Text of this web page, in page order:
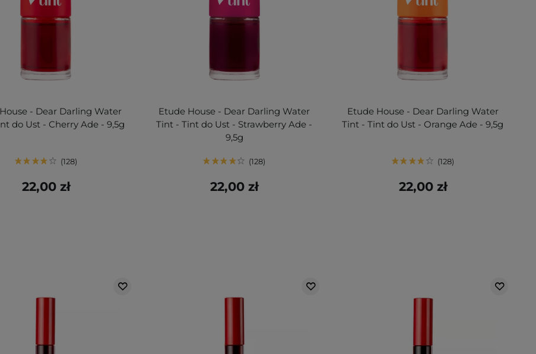
- Dear Darling Water
do Ust - Cherry Ade - 9,5g
128
22,00 zł
Etude House - Dear Darling Water
Tint - Tint do Ust - Strawberry Ade -
9,5g
128
22,00 zł
Etude House - Dear Darling Water
Tint - Tint do Ust - Orange Ade - 9,5g
128
22,00 zł